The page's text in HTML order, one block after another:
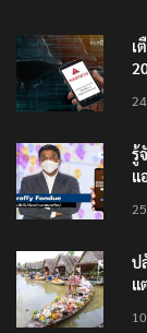
เ
รู้
แ
ป
แ